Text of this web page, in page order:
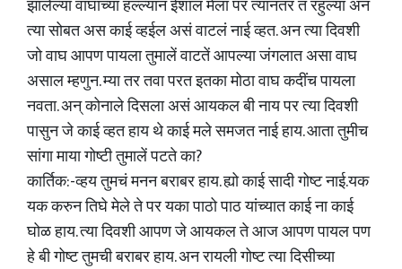
झालेल्या वाघाच्या हल्ल्यांन ईशाल मेला पर त्यानंतर त रहुल्या अन
त्या सोबत अस काई व्हईल असं वाटलं नाई व्हत. अन त्या दिवशी
जो वाघ आपण पायला तुमालें वाटतें आपल्या जंगलात असा वाघ
असाल म्हणुन. म्या तर तवा परत इतका मोठा वाघ कदींच पायला
नवता. अन् कोनाले दिसला असं आयकल बी नाय पर त्या दिवशी
पासुन जे काई व्हत हाय थे काई मले समजत नाई हाय. आता तुमीच
सांगा माया गोष्टी तुमालें पटते का?
कार्तिक:-व्हय तुमचं मनन बराबर हाय. ह्यो काई सादी गोष्ट नाई.यक
यक करुन तिघे मेले ते पर यका पाठो पाठ यांच्यात काई ना काई
घोळ हाय. त्या दिवशी आपण जे आयकल ते आज आपण पायल पण
हे बी गोष्ट तुमची बराबर हाय. अन रायली गोष्ट त्या दिसीच्या